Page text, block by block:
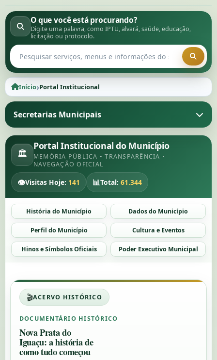
O que você está procurando?
Digite uma palavra, como IPTU, alvará, saúde, educação,
licitação ou protocolo.
Pesquisar no portal
Início›Portal Institucional
Secretarias Municipais
🏛
Portal Institucional do Município
MEMÓRIA PÚBLICA • TRANSPARÊNCIA •
NAVEGAÇÃO OFICIAL
👁Visitas Hoje: 141 📊Total: 61.344
História do Município Dados do Município
Perfil do Município Cultura e Eventos
Hinos e Símbolos Oficiais Poder Executivo Municipal
🎬ACERVO HISTÓRICO
DOCUMENTÁRIO HISTÓRICO
Nova Prata do
Iguaçu: a história de
como tudo começou